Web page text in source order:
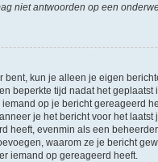
niet antwoorden op een
bent, kun je alleen je eigen
beperkte tijd nadat het
op je bericht gereageerd
je het bericht voor het
heeft, evenmin als een
waarom ze je bericht
iemand op gereageerd heeft.